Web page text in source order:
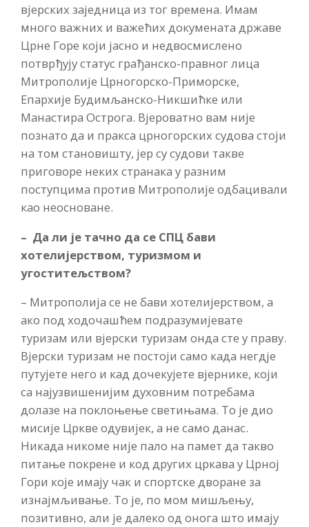
вјерских заједница из тог времена. Имам
много важних и важећих докумената државе
Црне Горе који јасно и недвосмислено
потврђују статус грађанско-правног лица
Митрополије Црногорско-Приморске,
Епархије Будимљанско-Никшићке или
Манастира Острога. Вјероватно вам није
познато да и пракса црногорских судова стоји
на том становишту, јер су судови такве
приговоре неких странака у разним
поступцима против Митрополије одбацивали
као неосноване.
– Да ли је тачно да се СПЦ бави
хотелијерством, туризмом и
угоститељством?
– Митрополија се не бави хотелијерством, а
ако под ходочашћем подразумијевате
туризам или вјерски туризам онда сте у праву.
Вјерски туризам не постоји само када негдје
путујете него и кад дочекујете вјернике, који
са најузвишенијим духовним потребама
долазе на поклоњење светињама. То је дио
мисије Цркве одувијек, а не само данас.
Никада никоме није пало на памет да такво
питање покрене и код других цркава у Црној
Гори које имају чак и спортске дворане за
изнајмљивање. То је, по мом мишљењу,
позитивно, али је далеко од онога што имају